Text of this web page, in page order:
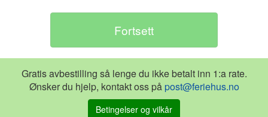
Gratis avbestilling så lenge du ikke betalt inn 1:a rate.
Ønsker du hjelp, kontakt oss på post@feriehus.no
Betingelser og vilkår